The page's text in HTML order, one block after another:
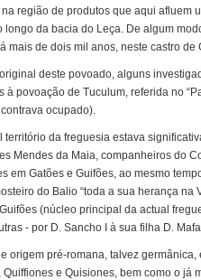
região de produtos que aqui afluem
da bacia do Leça. De algum
mais de dois mil anos, neste castro de
deste povoado, alguns
à povoação de Tuculum, referida no
ocupado).
território da freguesia estava
Mendes da Maia, companheiros do
em Gatões e Guifões, ao mesmo
do Balio “toda a sua herança na
(núcleo principal da actual
- por D. Sancho I à sua filha D.
origem pré-romana, talvez germânica,
e Quisiones, bem como o já